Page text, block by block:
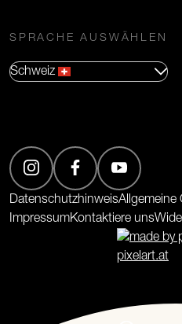
SPRACHE AUSWÄHLEN
Schweiz
DatenschutzhinweisAllgemeine
ImpressumKontaktiere uns
(Öffnet in neuem Tab)
(Öffnet in neuem
(Öffnet in